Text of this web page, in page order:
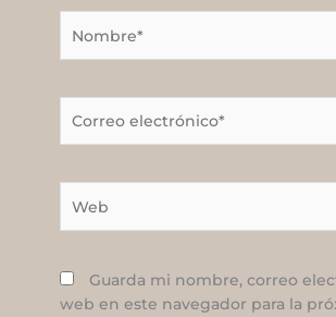
electrónico*
Guarda mi nombre, correo
web en este navegador para la